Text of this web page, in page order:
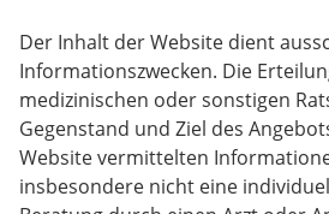
Der Inhalt der Website dient
Informationszwecken. Die
medizinischen oder sonstigen
Gegenstand und Ziel des
Website vermittelten
insbesondere nicht eine